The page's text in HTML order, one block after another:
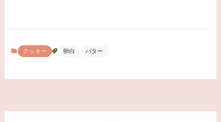
クッキー 卵白 バター